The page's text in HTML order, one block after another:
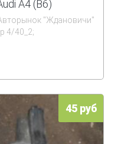
A4 (B6)
''Ждановичи''
4/40_2;
45 руб